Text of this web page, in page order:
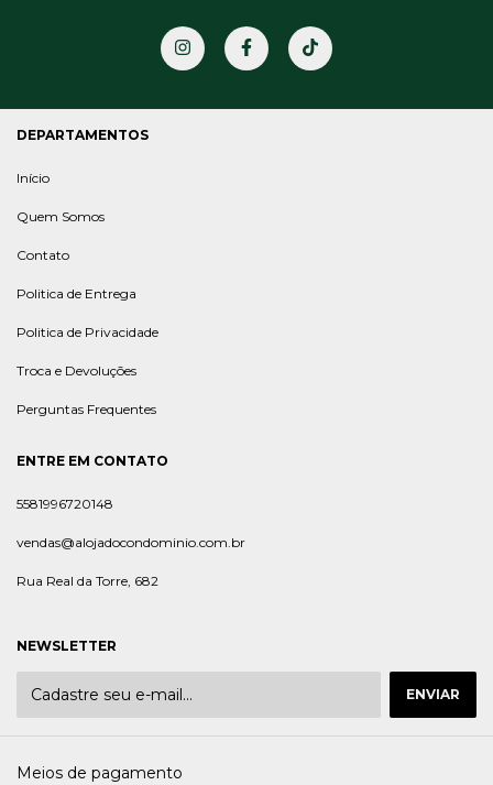
DEPARTAMENTOS
Início
Quem Somos
Contato
Politica de Entrega
Politica de Privacidade
Troca e Devoluções
Perguntas Frequentes
ENTRE EM CONTATO
5581996720148
vendas@alojadocondominio.com.br
Rua Real da Torre, 682
NEWSLETTER
Meios de pagamento